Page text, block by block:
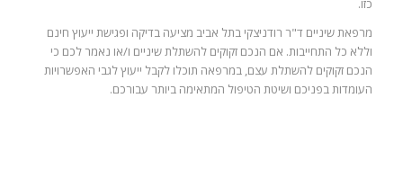
כזו.
מרפאת שיניים ד"ר רודניצקי בתל אביב מציעה בדיקה ופגישת ייעוץ חינם
וללא כל התחייבות. אם הנכם זקוקים להשתלת שיניים ו/או נאמר לכם כי
הנכם זקוקים להשתלת עצם, במרפאה תוכלו לקבל ייעוץ לגבי האפשרויות
העומדות בפניכם ושיטת הטיפול המתאימה ביותר עבורכם.